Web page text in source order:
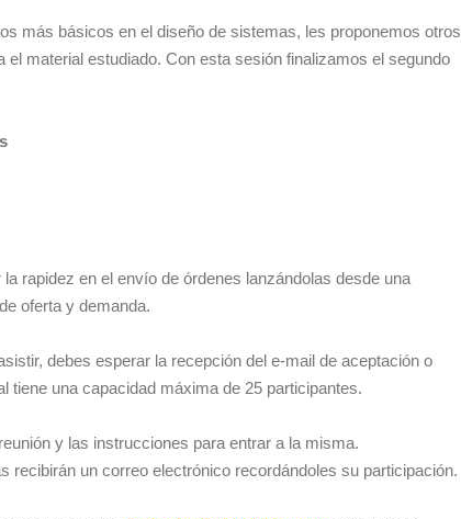
más básicos en el diseño de sistemas, les proponemos otros
material estudiado. Con esta sesión finalizamos el segundo
rapidez en el envío de órdenes lanzándolas desde una
de oferta y demanda.
debes esperar la recepción del e-mail de aceptación o
tiene una capacidad máxima de 25 participantes.
y las instrucciones para entrar a la misma.
recibirán un correo electrónico recordándoles su participación.